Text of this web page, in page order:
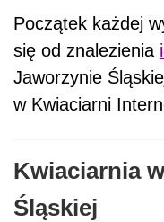
Początek każdej
się od znalezienia
Jaworzynie
w Kwiaciarni
Kwiaciarnia
Śląskiej